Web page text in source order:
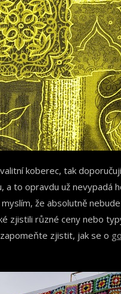
koberec, tak
a to opravdu už nevypadá
že absolutně
zjistili různé ceny nebo
zjistit, jak se o